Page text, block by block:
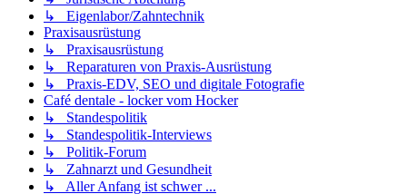
↳ Eigenlabor/Zahntechnik
Praxisausrüstung
↳ Praxisausrüstung
↳ Reparaturen von Praxis-Ausrüstung
↳ Praxis-EDV, SEO und digitale Fotografie
Café dentale - locker vom Hocker
↳ Standespolitik
↳ Standespolitik-Interviews
↳ Politik-Forum
↳ Zahnarzt und Gesundheit
↳ Aller Anfang ist schwer ...